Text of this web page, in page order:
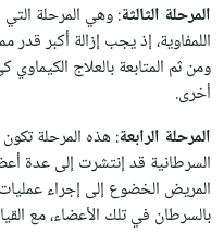
المرحلة الثالثة: وهي المرحلة التي
اللمفاوية، إذ يجب إزالة أكبر
ومن ثم المتابعة بالعلاج الكيماوي
أخرى.
المرحلة الرابعة: هذه المرحلة
السرطانية قد إنتشرت إلى عدة
المريض الخضوع إلى إجراء
بالسرطان في تلك الأعضاء، مع